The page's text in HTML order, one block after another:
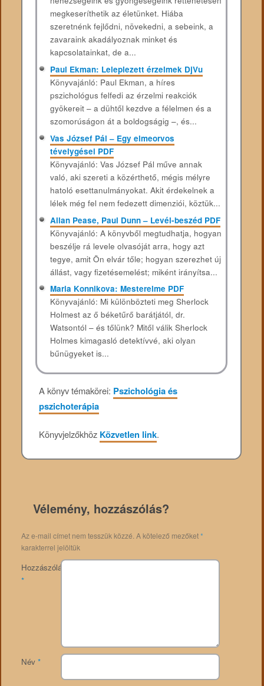
megkeseríthetik az életünket. Hiába
szeretnénk fejlődni, növekedni, a sebeink, a
zavaraink akadályoznak minket és
kapcsolatainkat, de a...
Paul Ekman: Leleplezett érzelmek DjVu
Könyvajánló: Paul Ekman, a híres
pszichológus felfedi az érzelmi reakciók
gyökereit – a dühtől kezdve a félelmen és a
szomorúságon át a boldogságig –, és...
Vas József Pál – Egy elmeorvos
tévelygései PDF
Könyvajánló: Vas ​​József Pál műve annak
való, aki szereti a közérthető, mégis mélyre
hatoló esettanulmányokat. Akit érdekelnek a
lélek még fel nem fedezett dimenziói, köztük...
Allan Pease, Paul Dunn – Levél-beszéd PDF
Könyvajánló: A könyvből megtudhatja, hogyan
beszélje rá levele olvasóját arra, hogy azt
tegye, amit Ön elvár tőle; hogyan szerezhet új
állást, vagy fizetésemelést; miként irányítsa...
Maria Konnikova: Mesterelme PDF
Könyvajánló: Mi különbözteti meg Sherlock
Holmest az ő béketűrő barátjától, dr.
Watsontól – és tőlünk? Mitől válik Sherlock
Holmes kimagasló detektívvé, aki olyan
bűnügyeket is...
A könyv témakörei: Pszichológia és
pszichoterápia
Könyvjelzőkhöz Közvetlen link.
Vélemény, hozzászólás?
Az e-mail címet nem tesszük közzé. A kötelező mezőket*
karakterrel jelöltük
Hozzászólás
*
Név *